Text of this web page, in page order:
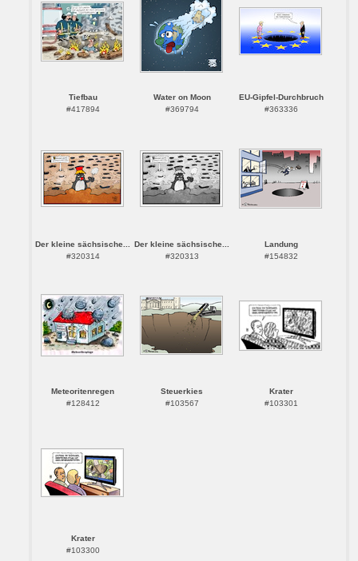
Tiefbau
#417894
Water on Moon
#369794
EU-Gipfel-Durchbruch
#363336
Der kleine sächsische...
#320314
Der kleine sächsische...
#320313
Landung
#154832
Meteoritenregen
#128412
Steuerkies
#103567
Krater
#103301
Krater
#103300